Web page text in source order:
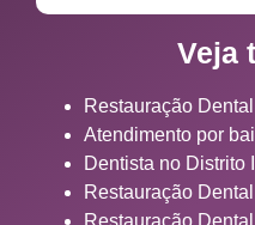
Veja
Restauração
Atendimento por
Dentista no Distrito
Restauração